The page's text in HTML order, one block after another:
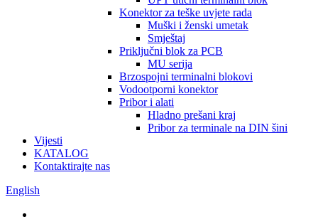
Konektor za teške uvjete rada
Muški i ženski umetak
Smještaj
Priključni blok za PCB
MU serija
Brzospojni terminalni blokovi
Vodootporni konektor
Pribor i alati
Hladno prešani kraj
Pribor za terminale na DIN šini
Vijesti
KATALOG
Kontaktirajte nas
English